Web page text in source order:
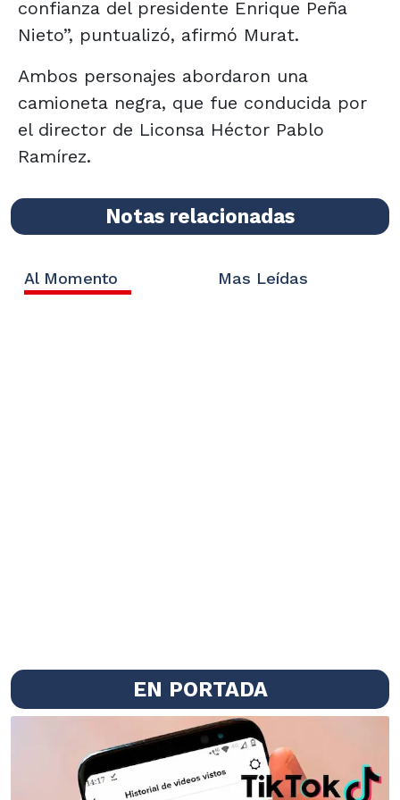
confianza del presidente Enrique Peña
Nieto”, puntualizó, afirmó Murat.
Ambos personajes abordaron una
camioneta negra, que fue conducida por
el director de Liconsa Héctor Pablo
Ramírez.
Notas relacionadas
Al Momento Mas Leídas
EN PORTADA